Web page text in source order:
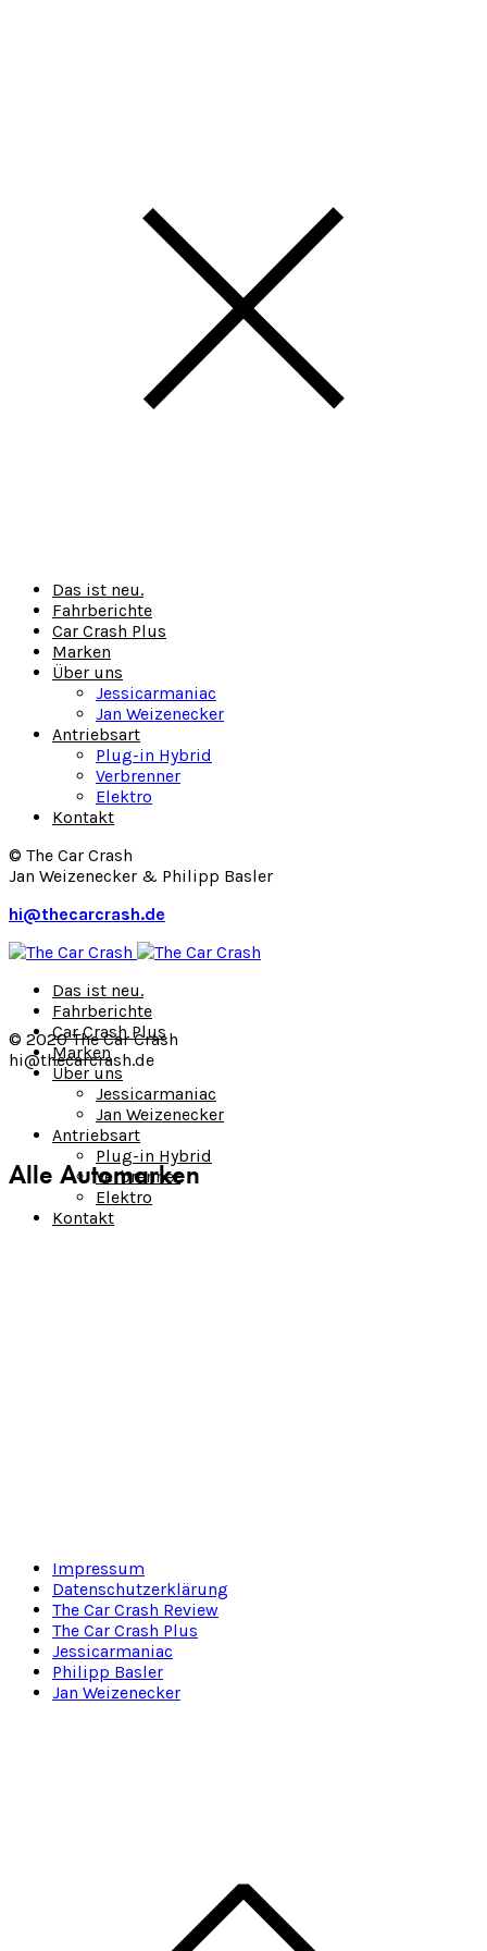
Das ist neu.
Fahrberichte
Car Crash Plus
Marken
Über uns
Jessicarmaniac
Jan Weizenecker
Antriebsart
Plug-in Hybrid
Verbrenner
Elektro
Kontakt
© The Car Crash
Jan Weizenecker & Philipp Basler
hi@thecarcrash.de
Das ist neu.
Fahrberichte
Car Crash Plus
Marken
Über uns
Jessicarmaniac
Jan Weizenecker
Antriebsart
Plug-in Hybrid
Verbrenner
Elektro
Kontakt
© 2020 The Car Crash
hi@thecarcrash.de
Alle Automarken
Impressum
Datenschutzerklärung
The Car Crash Review
The Car Crash Plus
Jessicarmaniac
Philipp Basler
Jan Weizenecker